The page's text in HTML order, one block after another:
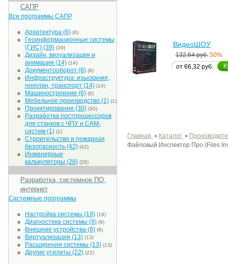
ВидеоШОУ
132,64 руб. 50%
от 66,32 руб.
Главная > Каталог >
Файловый Инспектор Про (Files
САПР
Все программы САПР
Архитектура(6) (6)
Геоинформационные системы
(ГИС)(39) (39)
Дизайн, визуализация и
анимация (14) (14)
Документооборот(8) (8)
Инфраструктура: изыскания,
генплан, транспорт(14) (14)
Машиностроение (6) (6)
Мебельное производство(1) (1)
Проектирование (30) (30)
Разработка постпроцессоров
для станков с ЧПУ и CAM-
систем(1) (1)
Строительство и пожарная
безопасность(42) (42)
Инженерные
калькуляторы (28) (28)
Разработка, системное ПО,
интернет
Системные программы
Настройка системы (18) (18)
Диагностика системы (9) (9)
Внешние устройства(8) (8)
Виртуализация (13) (13)
Расширения системы (13) (13)
Другие утилиты (22) (22)